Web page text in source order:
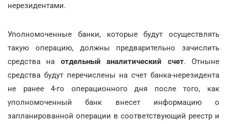
нерезидентами.
Уполномоченные банки, которые будут осуществлять
такую операцию, должны предварительно зачислить
средства на отдельный аналитический счет. Отныне
средства будут перечислены на счет банка-нерезидента
не ранее 4-го операционного дня после того, как
уполномоченный банк внесет информацию о
запланированной операции в соответствующий реестр и